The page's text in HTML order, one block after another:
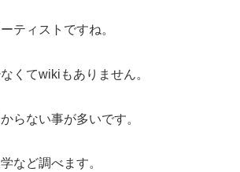
ティストですね。
くてwikiもありません。
らない事が多いです。
など調べます。